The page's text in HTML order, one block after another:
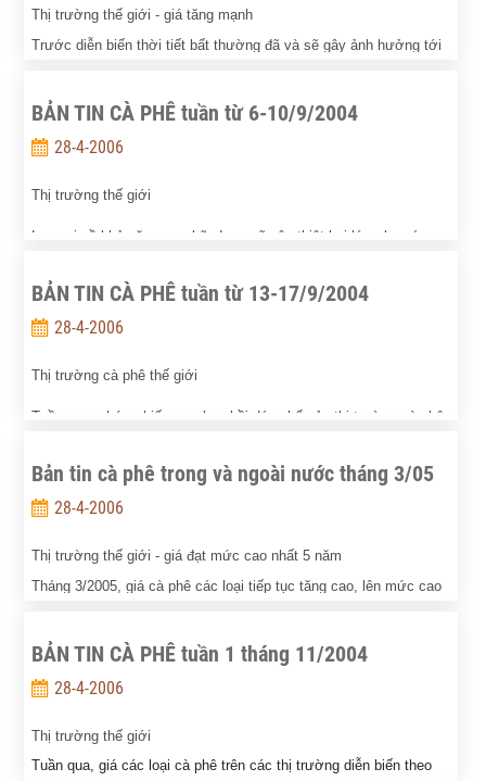
Thị trường thế giới - giá tăng mạnh
Trước diễn biến thời tiết bất thường đã và sẽ gây ảnh hưởng tới
thế giới tăng mạnh trên các thị trường giao dịch chính.
BẢN TIN CÀ PHÊ tuần từ 6-10/9/2004
28-4-2006
Thị trường thế giới
Lo ngại về khả năng cơn bão Ivan sẽ gây thiệt hại lớn cho các
thiện phần nào vào các ngày giao dịch cuối tuần.
BẢN TIN CÀ PHÊ tuần từ 13-17/9/2004
28-4-2006
Thị trường cà phê thế giới
Tuần qua, chứng kiến sự phục hồi đáng kể của thị trường cà phê
vì các nhân tố ảnh hưởng hầu như chỉ tác động tới nguồn cung
arabica.
Bản tin cà phê trong và ngoài nước tháng 3/05
28-4-2006
Thị trường thế giới - giá đạt mức cao nhất 5 năm
Tháng 3/2005, giá cà phê các loại tiếp tục tăng cao, lên mức cao
sút đáng kể ở Braxin và Việt Nam, trong khi đó nhu cầu mua cà
phê vào của các quỹ đầu tư và các nhà đầu cơ vẫn tăng mạnh.
BẢN TIN CÀ PHÊ tuần 1 tháng 11/2004
28-4-2006
Thị trường thế giới
Tuần qua, giá các loại cà phê trên các thị trường diễn biến theo